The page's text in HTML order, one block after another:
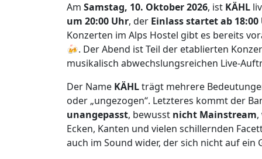
Am Samstag, 10. Oktober 2026, ist KÄHL
um 20:00 Uhr, der Einlass startet ab 18:00
Konzerten im Alps Hostel gibt es bereits
🍻. Der Abend ist Teil der etablierten
musikalisch abwechslungsreichen Live-
Der Name KÄHLträgt mehrere
oder „ungezogen“. Letzteres kommt der
unangepasst, bewusst nicht Mainstream
Ecken, Kanten und vielen schillernden
auch im Sound wider, der sich nicht auf ein